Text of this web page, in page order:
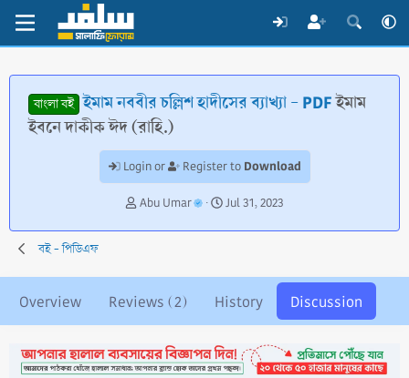
বাংলা বই ইমাম নববীর চল্লিশ হাদীসের ব্যাখ্যা - PDFইমাম
ইবনে দাকীক ঈদ (রাহি.)
Login or Register to Download
T
r
s
t
r
Abu Umar
S
a
a
t
Jul 31, 2023
বই - পিডিএফ
Overview Reviews (2) History Discussion